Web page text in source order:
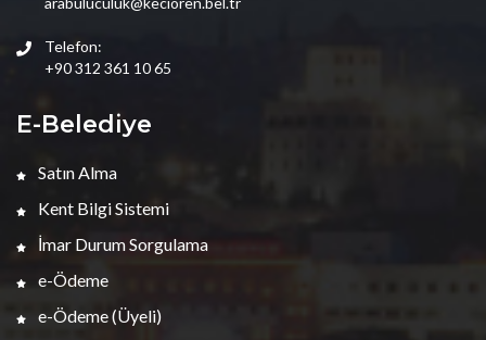
Telefon:
+90 312 361 10 65
E-Belediye
Satın Alma
Kent Bilgi Sistemi
İmar Durum Sorgulama
e-Ödeme
e-Ödeme (Üyeli)